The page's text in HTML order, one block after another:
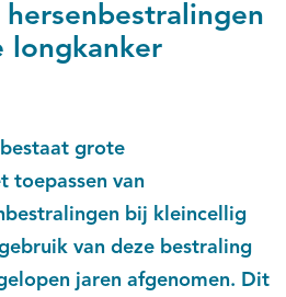
longkanker
bestaat grote
toepassen van
bij kleincellig
van deze bestraling
jaren afgenomen. Dit